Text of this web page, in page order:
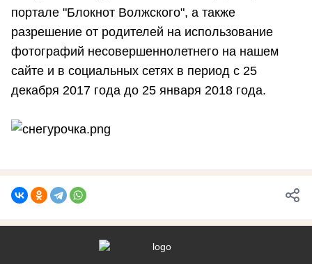
портале "Блокнот Волжского", а также
разрешение от родителей на использование
фотографий несовершеннолетнего на нашем
сайте и в социальных сетях в период с 25
декабря 2017 года до 25 января 2018 года.